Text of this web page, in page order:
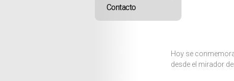
Contacto
Hoy se
desde el mirador